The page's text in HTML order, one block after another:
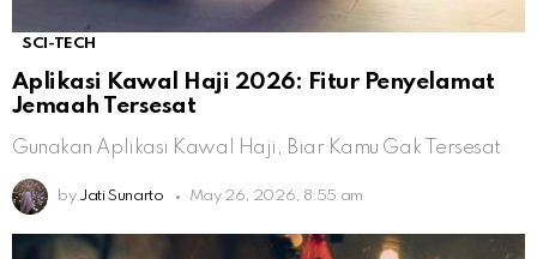
SCI-TECH
Aplikasi Kawal Haji 2026: Fitur Penyelamat
Jemaah Tersesat
Gunakan Aplikasi Kawal Haji, Biar Kamu Gak Tersesat
by Jati Sunarto May 26, 2026, 8:55 am